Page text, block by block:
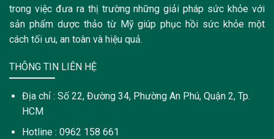
trong việc đưa ra thị trường những giải pháp sức khỏe với
sản phẩm dược thảo từ Mỹ giúp phục hồi sức khỏe một
cách tối ưu, an toàn và hiệu quả.
THÔNG TIN LIÊN HỆ
Địa chỉ : Số 22, Đường 34, Phường An Phú, Quận 2, Tp.
HCM
Hotline : 0962 158 661